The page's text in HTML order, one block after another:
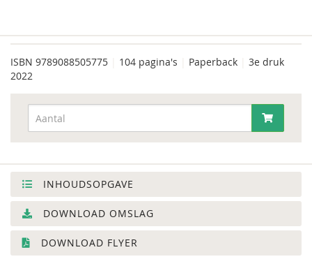
ISBN 9789088505775 104 pagina's Paperback
3e druk
2022
INHOUDSOPGAVE
DOWNLOAD OMSLAG
DOWNLOAD FLYER